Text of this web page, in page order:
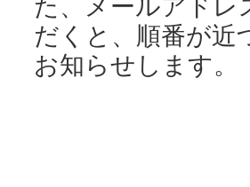
た、メールアドレ
だくと、順番が近
お知らせします。